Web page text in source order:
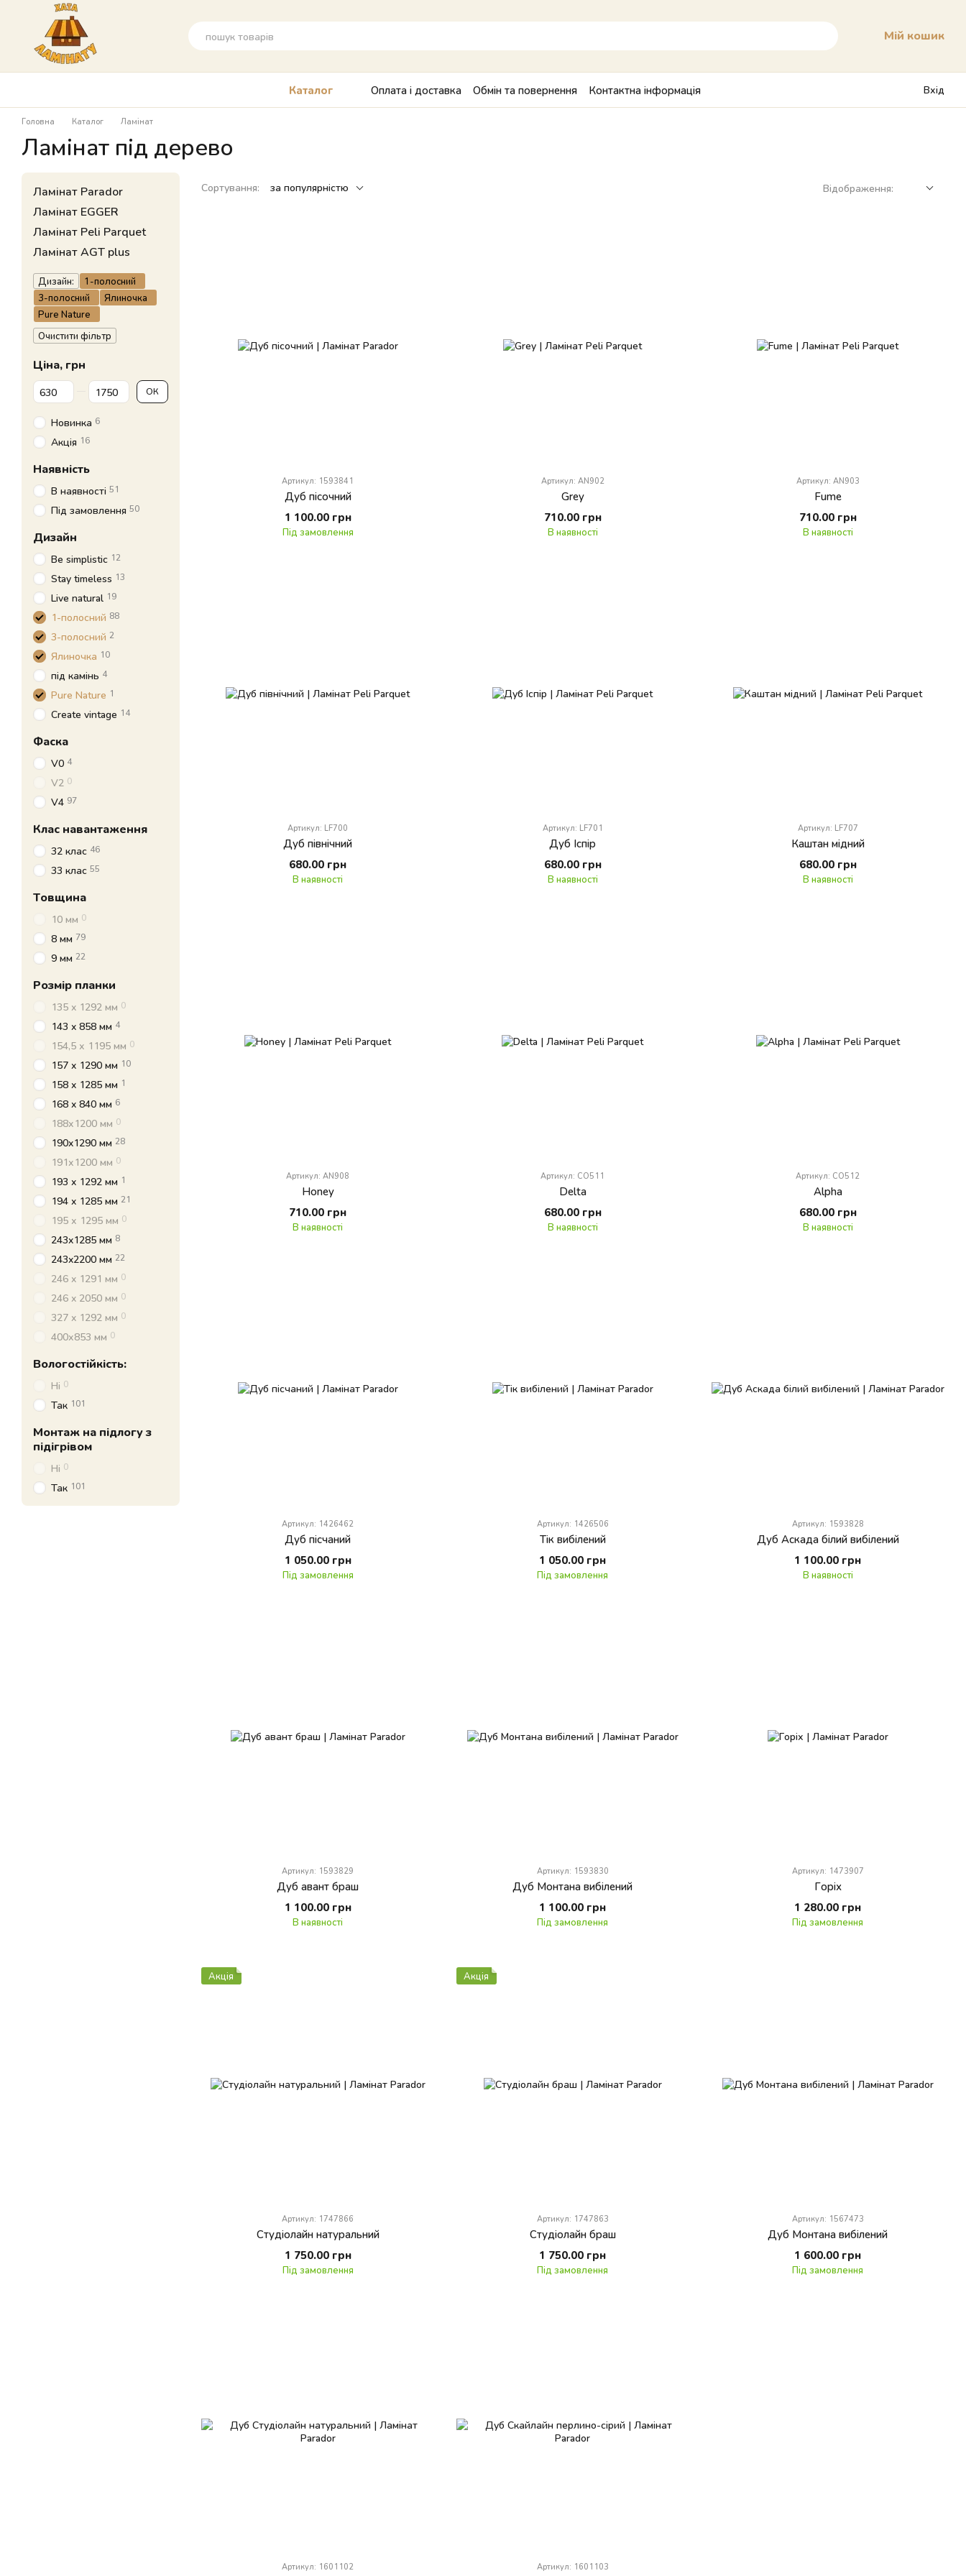
Перейти до основного контенту
Мій кошик
Каталог Оплата і доставка Обмін та повернення Контактна інформація Вхід
Головна Каталог Ламінат
Ламінат під дерево
Сортування: за популярністю Відображення:
Артикул: 1593841
Дуб пісочний
1 100.00 грн
Під замовлення
Артикул: AN902
Grey
710.00 грн
В наявності
Артикул: AN903
Fume
710.00 грн
В наявності
Артикул: LF700
Дуб північний
680.00 грн
В наявності
Артикул: LF701
Дуб Іспір
680.00 грн
В наявності
Артикул: LF707
Каштан мідний
680.00 грн
В наявності
Артикул: AN908
Honey
710.00 грн
В наявності
Артикул: CO511
Delta
680.00 грн
В наявності
Артикул: CO512
Alpha
680.00 грн
В наявності
Артикул: 1426462
Дуб пісчаний
1 050.00 грн
Під замовлення
Артикул: 1426506
Тік вибілений
1 050.00 грн
Під замовлення
Артикул: 1593828
Дуб Аскада білий вибілений
1 100.00 грн
В наявності
Артикул: 1593829
Дуб авант браш
1 100.00 грн
В наявності
Артикул: 1593830
Дуб Монтана вибілений
1 100.00 грн
Під замовлення
Артикул: 1473907
Горіх
1 280.00 грн
Під замовлення
Акція
Артикул: 1747866
Студіолайн натуральний
1 750.00 грн
Під замовлення
Акція
Артикул: 1747863
Студіолайн браш
1 750.00 грн
Під замовлення
Артикул: 1567473
Дуб Монтана вибілений
1 600.00 грн
Під замовлення
Артикул: 1601102 Артикул: 1601103
Ламінат Parador
Ламінат EGGER
Ламінат Peli Parquet
Ламінат AGT plus
Дизайн:
1-полосний
3-полосний
Ялиночка
Pure Nature
Очистити фільтр
Ціна, грн
Від Ціна, грн
До Ціна, грн ОК
Новинка 6
Акція 16
Наявність
В наявності 51
Під замовлення 50
Дизайн
Be simplistic 12
Stay timeless 13
Live natural 19
1-полосний 88
3-полосний 2
Ялиночка 10
під камінь 4
Pure Nature 1
Create vintage 14
Фаска
V0 4
V2 0
V4 97
Клас навантаження
32 клас 46
33 клас 55
Товщина
10 мм 0
8 мм 79
9 мм 22
Розмір планки
135 x 1292 мм 0
143 x 858 мм 4
154,5 х 1195 мм 0
157 x 1290 мм 10
158 x 1285 мм 1
168 x 840 мм 6
188х1200 мм 0
190x1290 мм 28
191х1200 мм 0
193 x 1292 мм 1
194 x 1285 мм 21
195 х 1295 мм 0
243x1285 мм 8
243x2200 мм 22
246 x 1291 мм 0
246 x 2050 мм 0
327 x 1292 мм 0
400х853 мм 0
Вологостійкість:
Ні 0
Так 101
Монтаж на підлогу з
підігрівом
Ні 0
Так 101